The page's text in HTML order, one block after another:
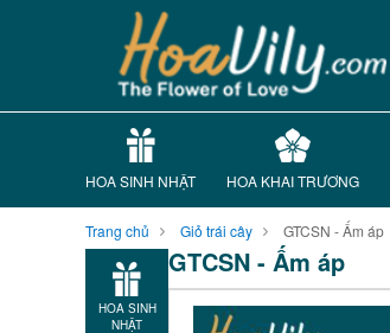
HOA SINH NHẬT HOA KHAI TRƯƠNG
Trang chủ Giỏ trái cây GTCSN - Ấm áp
HOA SINH
NHẬT
GTCSN - Ấm áp